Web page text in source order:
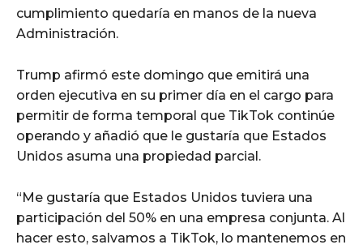
cumplimiento quedaría en manos de la nueva
Administración.
Trump afirmó este domingo que emitirá una
orden ejecutiva en su primer día en el cargo para
permitir de forma temporal que TikTok continúe
operando y añadió que le gustaría que Estados
Unidos asuma una propiedad parcial.
“Me gustaría que Estados Unidos tuviera una
participación del 50% en una empresa conjunta. Al
hacer esto, salvamos a TikTok, lo mantenemos en